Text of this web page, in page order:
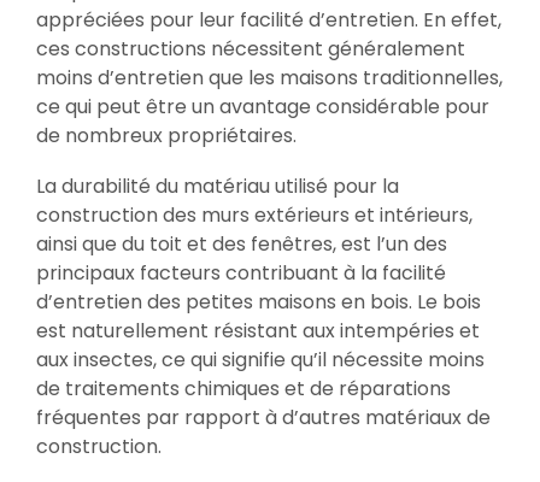
appréciées pour leur facilité d’entretien. En effet,
ces constructions nécessitent généralement
moins d’entretien que les maisons traditionnelles,
ce qui peut être un avantage considérable pour
de nombreux propriétaires.
La durabilité du matériau utilisé pour la
construction des murs extérieurs et intérieurs,
ainsi que du toit et des fenêtres, est l’un des
principaux facteurs contribuant à la facilité
d’entretien des petites maisons en bois. Le bois
est naturellement résistant aux intempéries et
aux insectes, ce qui signifie qu’il nécessite moins
de traitements chimiques et de réparations
fréquentes par rapport à d’autres matériaux de
construction.